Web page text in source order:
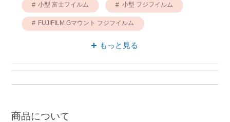
小型 富士フイルム 小型 フジフイルム
FUJIFILM Gマウント フジフイルム
FUJIFILM Gマウント 富士フイルム
もっと見る
商品について